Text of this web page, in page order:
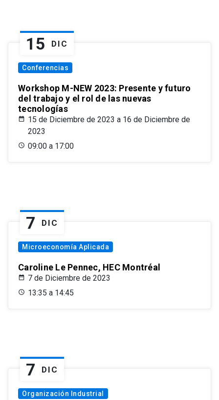
15 DIC
Conferencias
Workshop M-NEW 2023: Presente y futuro
del trabajo y el rol de las nuevas
tecnologías
15 de Diciembre de 2023 a 16 de Diciembre de
2023
09:00 a 17:00
7 DIC
Microeconomía Aplicada
Caroline Le Pennec, HEC Montréal
7 de Diciembre de 2023
13:35 a 14:45
7 DIC
Organización Industrial